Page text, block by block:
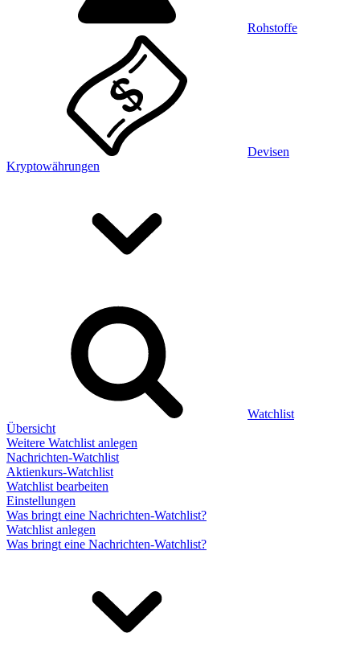
Rohstoffe
Devisen
Kryptowährungen
Watchlist
Übersicht
Weitere Watchlist anlegen
Nachrichten-Watchlist
Aktienkurs-Watchlist
Watchlist bearbeiten
Einstellungen
Was bringt eine Nachrichten-Watchlist?
Watchlist anlegen
Was bringt eine Nachrichten-Watchlist?